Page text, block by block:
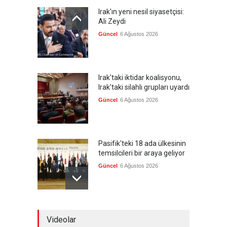
Irak'ın yeni nesil siyasetçisi:
Ali Zeydi
Güncel 6 Ağustos 2026
Irak'taki iktidar koalisyonu,
Irak'taki silahlı grupları uyardı
Güncel 6 Ağustos 2026
Pasifik'teki 18 ada ülkesinin
temsilcileri bir araya geliyor
Güncel 6 Ağustos 2026
Videolar